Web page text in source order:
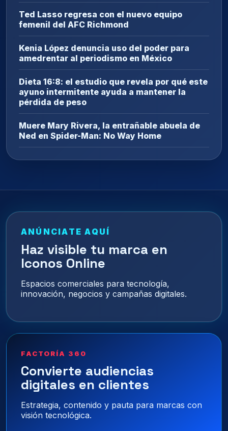
Ted Lasso regresa con el nuevo equipo
femenil del AFC Richmond
Kenia López denuncia uso del poder para
amedrentar al periodismo en México
Dieta 16:8: el estudio que revela por qué este
ayuno intermitente ayuda a mantener la
pérdida de peso
Muere Mary Rivera, la entrañable abuela de
Ned en Spider-Man: No Way Home
ANÚNCIATE AQUÍ
Haz visible tu marca en
Iconos Online
Espacios comerciales para tecnología,
innovación, negocios y campañas digitales.
FACTORÍA 360
Convierte audiencias
digitales en clientes
Estrategia, contenido y pauta para marcas con
visión tecnológica.